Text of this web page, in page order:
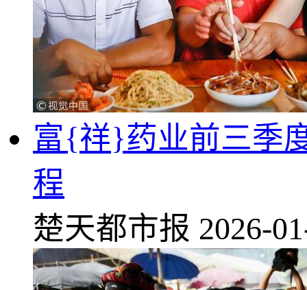
富{祥}药业前三季
程
楚天都市报 2026-